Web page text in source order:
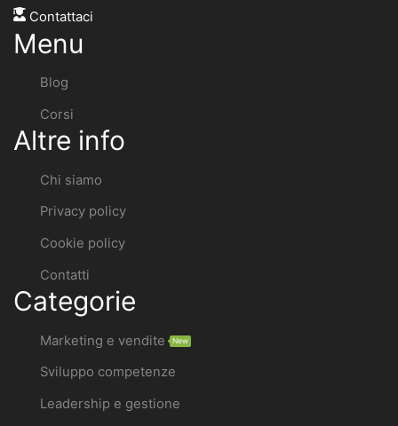
Contattaci
Menu
Blog
Corsi
Altre info
Chi siamo
Privacy policy
Cookie policy
Contatti
Categorie
Marketing e vendite New
Sviluppo competenze
Leadership e gestione